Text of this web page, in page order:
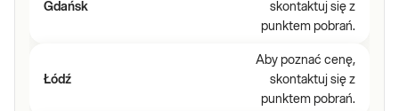
Gdańsk
skontaktuj się z
punktem pobrań.
Łódź
Aby poznać cenę,
skontaktuj się z
punktem pobrań.